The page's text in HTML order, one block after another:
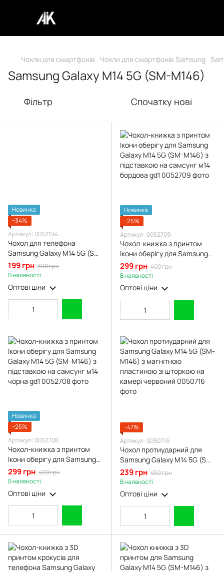
Чохли для смартфонів Чохли для смартфонів Samsung
Samsung Galaxy M14 5G (SM-M146)
Фільтр Спочатку нові
Новинка
−34%
Артикул: 0052194
Чохол для телефона
Samsung Galaxy M14 5G (SM-
M146) карбоновий
протиударний з високими
бортами чорний
199 грн 300 грн
В наявності
Оптові ціни
Новинка
−25%
Артикул: 0052709
Чохол-книжка з принтом
Ікони оберігу для Samsung
Galaxy M14 5G (SM-M146) з
підставкою на самсунг м14
бордова gd1
299 грн 400 грн
В наявності
Оптові ціни
Новинка
−25%
Артикул: 0052708
Чохол-книжка з принтом
Ікони оберігу для Samsung
Galaxy M14 5G (SM-M146) з
підставкою на самсунг м14
чорна gd1
299 грн 400 грн
В наявності
Оптові ціни
−47%
Артикул: 0050716
Чохол протиударний для
Samsung Galaxy M14 5G (SM-
M146) з магнітною
пластиною зі шторкою на
камері червоний
239 грн 450 грн
В наявності
Оптові ціни